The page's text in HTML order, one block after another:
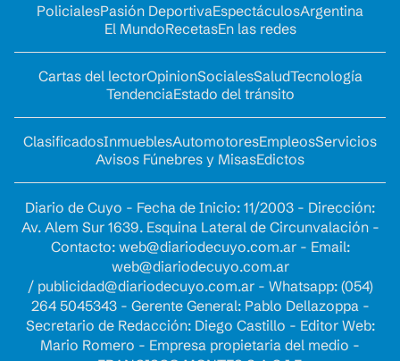
PolicialesPasión DeportivaEspectáculosArgentina
El MundoRecetasEn las redes
Cartas del lectorOpinionSocialesSaludTecnología
TendenciaEstado del tránsito
ClasificadosInmueblesAutomotoresEmpleosServicios
Avisos Fúnebres y MisasEdictos
Diario de Cuyo - Fecha de Inicio: 11/2003 - Dirección:
Av. Alem Sur 1639. Esquina Lateral de Circunvalación -
Contacto: web@diariodecuyo.com.ar- Email:
web@diariodecuyo.com.ar
/ publicidad@diariodecuyo.com.ar- Whatsapp: (054)
264 5045343 - Gerente General: Pablo Dellazoppa -
Secretario de Redacción: Diego Castillo - Editor Web:
Mario Romero - Empresa propietaria del medio -